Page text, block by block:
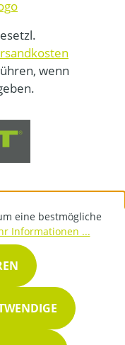
wenn
eine bestmögliche
Informationen ...